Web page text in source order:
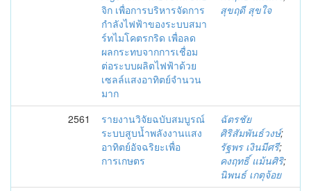
จิก เพื่อการบริหารจัดการ
กำลังไฟฟ้าของระบบสมา
ร์ทไมโคตรกริด เพื่อลด
ผลกระทบจากการเชื่อม
ต่อระบบผลิตไฟฟ้าด้วย
เซลล์แสงอาทิตย์จำนวน
มาก
สุขฤดี สุขใจ
2561
รายงานวิจัยฉบับสมบูรณ์
ระบบสูบน้ำพลังงานแสง
อาทิตย์อัจฉริยะเพื่อ
การเกษตร
ฉัตรชัย
ศิริสัมพันธ์วงษ์;
รัฐพร เงินมีศรี;
คงฤทธิ์ แม้นศิริ;
นิพนธ์ เกตุจ้อย